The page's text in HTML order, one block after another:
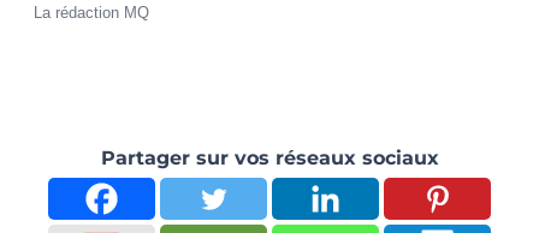
La rédaction MQ
Partager sur vos réseaux sociaux